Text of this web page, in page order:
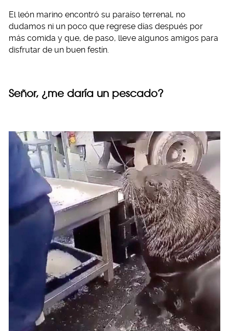
El león marino encontró su paraíso terrenal, no
dudamos ni un poco que regrese días después por
más comida y que, de paso, lleve algunos amigos para
disfrutar de un buen festín.
Señor, ¿me daría un pescado?